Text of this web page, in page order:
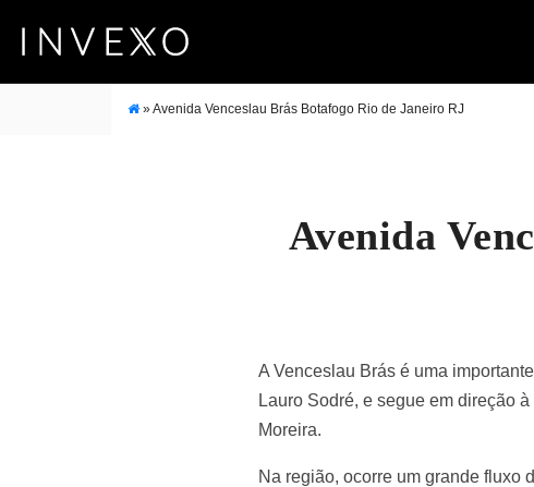
»Avenida Venceslau Brás Botafogo Rio de Janeiro RJ
Avenida
A Venceslau Brás é uma
Lauro Sodré, e segue em direção
Moreira.
Na região, ocorre um grande fluxo